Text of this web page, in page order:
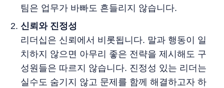
팀은 업무가 바빠도 흔들리지 않습니다.
신뢰와 진정성
리더십은 신뢰에서 비롯됩니다. 말과 행동이 일
치하지 않으면 아무리 좋은 전략을 제시해도 구
성원들은 따르지 않습니다. 진정성 있는 리더는
실수도 숨기지 않고 문제를 함께 해결하고자 하